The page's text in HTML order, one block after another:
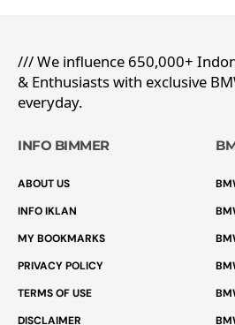
/// We influence 650,000+
& Enthusiasts with exclusive
everyday.
INFO BIMMER
ABOUT US
INFO IKLAN
MY BOOKMARKS
PRIVACY POLICY
TERMS OF USE
DISCLAIMER